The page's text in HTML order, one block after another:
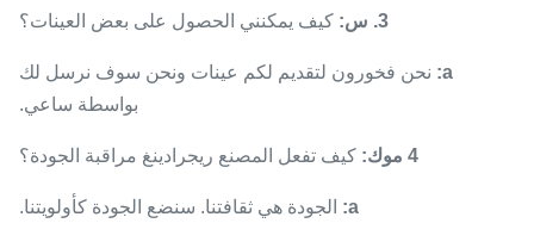
3. س: كيف يمكنني الحصول على بعض العينات؟
a: نحن فخورون لتقديم لكم عينات ونحن سوف نرسل لك
بواسطة ساعي.
4 موك: كيف تفعل المصنع ريجرادينغ مراقبة الجودة؟
a: الجودة هي ثقافتنا. سنضع الجودة كأولويتنا.